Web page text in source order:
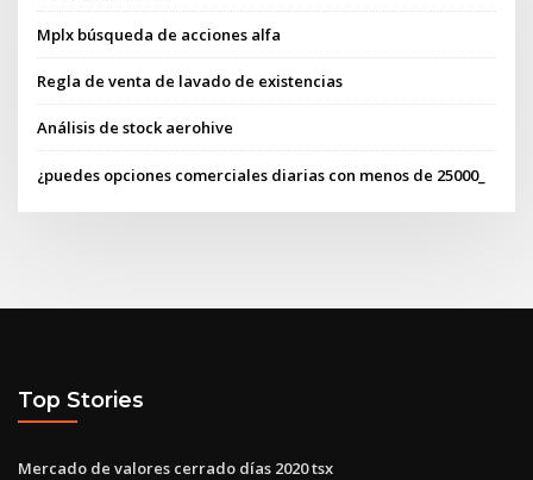
Mplx búsqueda de acciones alfa
Regla de venta de lavado de existencias
Análisis de stock aerohive
¿puedes opciones comerciales diarias con menos de 25000_
Top Stories
Mercado de valores cerrado días 2020 tsx